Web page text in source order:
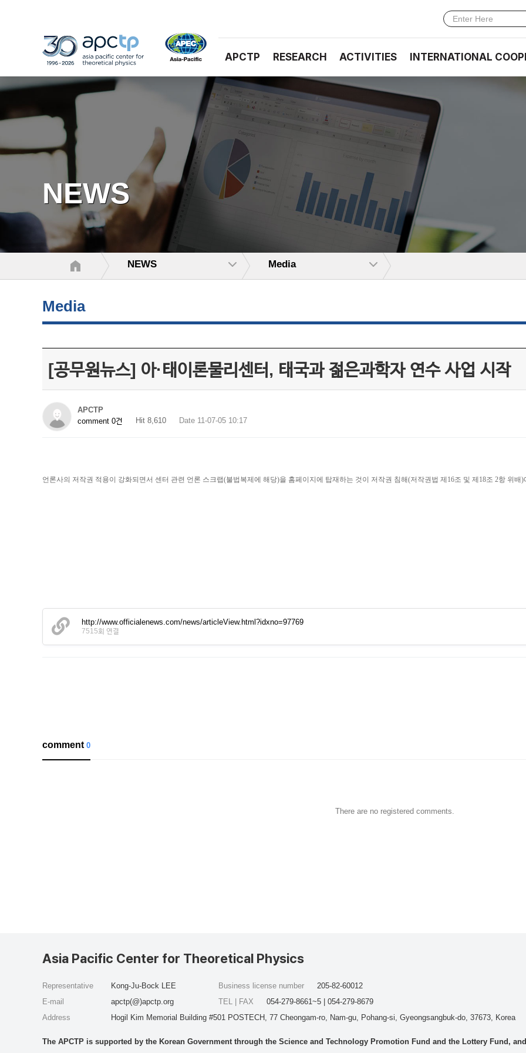
APCTP RESEARCH ACTIVITIES INTERNATIONAL
NEWS
NEWS Media
Media
[공무원뉴스] 아·태이론물리센터, 태국과 젊은과학자 연수 사업 시작
APCTP
comment 0건
Hit 8,610 Date 11-07-05 10:17
언론사의 저작권 적용이 강화되면서 센터 관련 언론 스크랩(불법복제에 해당)을 홈페이지에 탑재하는 것이 저작권 침해(저작권법 제16조 및 제18조 2항 위
http://www.officialenews.com/news/articleView.html?idxno=97769
7515회 연결
comment0
There are no registered comments.
Asia Pacific Center for Theoretical Physics
Representative
Kong-Ju-Bock LEE
E-mail
apctp(@)apctp.org
Address
Hogil Kim Memorial Building #501 POSTECH, 77 Cheongam-ro, Nam-gu, Pohang-si, Gyeongsangbuk-do, 37673, Korea
Business license number
205-82-60012
TEL | FAX
054-279-8661~5 | 054-279-8679
The APCTP is supported by the Korean Government through the Science and Technology Promotion Fund and the Lottery Fund,